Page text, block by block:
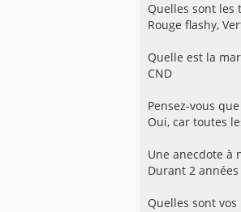
Quelles sont les
Rouge flashy,
Quelle est la
CND
Pensez-vous
Oui, car toutes
Une anecdote à
Durant 2
Quelles sont